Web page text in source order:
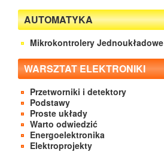
AUTOMATYKA
Mikrokontrolery Jednoukładowe
WARSZTAT ELEKTRONIKI
Przetworniki i detektory
Podstawy
Proste układy
Warto odwiedzić
Energoelektronika
Elektroprojekty